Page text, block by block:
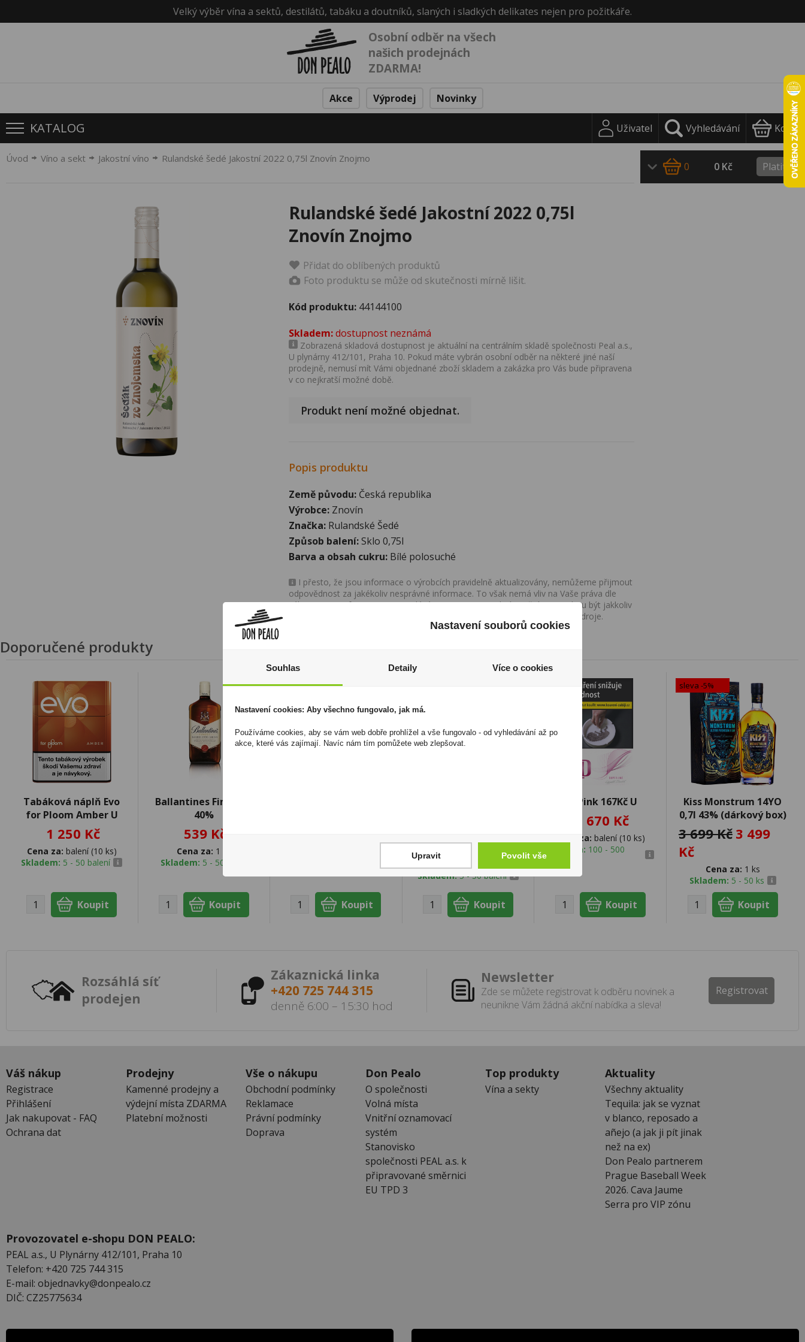
Velký výběr vína a sektů, destilátů, tabáku a doutníků, slaných i sladkých delikates nejen pro požitkáře.
Osobní odběr na všech
našich prodejnách
ZDARMA!
Akce Výprodej Novinky
KATALOG Uživatel Vyhledávání Košík
Úvod Víno a sekt Jakostní víno Rulandské šedé Jakostní 2022 0,75l Znovín Znojmo
Rulandské šedé Jakostní 2022 0,75l
Znovín Znojmo
Přidat do oblíbených produktů
Foto produktu se může od skutečnosti mírně lišit.
Kód produktu: 44144100
Skladem:dostupnost neznámá
Zobrazená skladová dostupnost je aktuální na centrálním skladě společnosti Peal a.s.,
U plynárny 412/101, Praha 10. Pokud máte vybrán osobní odběr na některé jiné naší
prodejně, nemusí mít Vámi objednané zboží skladem a zakázka pro Vás bude připravena
v co nejkratší možné době.
Produkt není možné objednat.
Popis produktu
Země původu: Česká republika
Výrobce: Znovín
Značka: Rulandské Šedé
Způsob balení:Sklo 0,75l
Barva a obsah cukru: Bílé polosuché
I přesto, že jsou informace o výrobcích pravidelně aktualizovány, nemůžeme přijmout
odpovědnost za jakékoliv nesprávné informace. To však nemá vliv na Vaše práva dle
zákona. Tyto informace jsou podávány pouze pro osobní použití a nemohou být jakkoliv
kopírovány bez předchozího souhlasu DonPealo ani bez řádného uvedení zdroje.
0 0 Kč Platit
Doporučené produkty
Tabáková náplň Evo
for Ploom Amber U
1 250 Kč
Cena za: balení (10 ks)
Skladem: 5 - 50 balení
Ballantines Finest 1l
40%
539 Kč
Cena za: 1 ks
Skladem: 5 - 50 ks
2 299 Kč
Skladem:5 - 50 balení
LD Pink 167Kč U
1 670 Kč
Cena za: balení (10 ks)
Skladem: 100 - 500
balení
sleva -5%
Kiss Monstrum 14YO
0,7l 43% (dárkový box)
3 699 Kč 3 499
Kč
Cena za: 1 ks
Skladem: 5 - 50 ks
Rozsáhlá síť
prodejen
Zákaznická linka
+420 725 744 315
denně 6:00 – 15:30 hod
Newsletter
Zde se můžete registrovat k odběru novinek a
neunikne Vám žádná akční nabídka a sleva!
Registrovat
Váš nákup
Registrace
Přihlášení
Jak nakupovat - FAQ
Ochrana dat
Prodejny
Kamenné prodejny a
výdejní místa ZDARMA
Platební možnosti
Vše o nákupu
Obchodní podmínky
Reklamace
Právní podmínky
Doprava
Don Pealo
O společnosti
Volná místa
Vnitřní oznamovací
systém
Stanovisko
společnosti PEAL a.s. k
připravované směrnici
EU TPD 3
Top produkty
Vína a sekty
Aktuality
Všechny aktuality
Tequila: jak se vyznat
v blanco, reposado a
añejo (a jak ji pít jinak
než na ex)
Don Pealo partnerem
Prague Baseball Week
2026. Cava Jaume
Serra pro VIP zónu
Provozovatel e-shopu DON PEALO:
PEAL a.s., U Plynárny 412/101, Praha 10
Telefon: +420 725 744 315
E-mail: objednavky@donpealo.cz
DIČ: CZ25775634
Nastavení souborů cookies
Souhlas Detaily Více o cookies
Nastavení cookies: Aby všechno fungovalo, jak má.
Používáme cookies, aby se vám web dobře prohlížel a vše fungovalo - od vyhledávání až po
akce, které vás zajímají. Navíc nám tím pomůžete web zlepšovat.
Upravit Povolit vše